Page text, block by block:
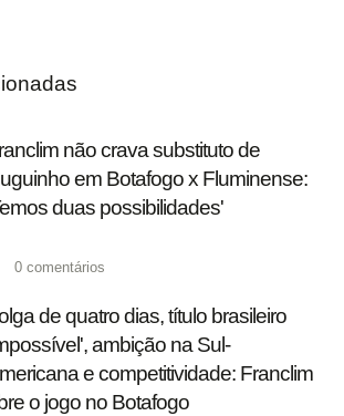
não crava substituto de
em Botafogo x Fluminense:
duas possibilidades'
0 comentários
de quatro dias, título brasileiro
ambição na Sul-
e competitividade: Franclim
o jogo no Botafogo